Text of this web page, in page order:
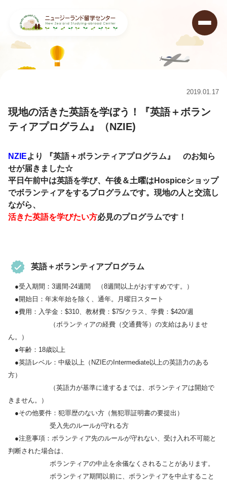
現地の活きた英語を学ぼう！『英語＋ボランティアプログラム』（NZIE)2019.01.17
現地の活きた英語を学ぼう！『英語＋ボラン
ティアプログラム』（NZIE)
NZIEより 『英語＋ボランティアプログラム』
のお知ら
せが届きました☆
平日午前中は英語を学び、午後＆土曜はHospiceショップ
でボランティアをするプログラムです。現地の人と交流し
ながら、
活きた英語を学びたい方必見のプログラムです！
英語＋ボランティアプログラム
●受入期間：3週間‐24週間 （8週間以上がおすすめです。）
●開始日：年末年始を除く、通年。月曜日スタート
●費用：入学金：$310、教材費：$75/クラス、学費：$420/週
（ボランティアの経費（交通費等）の支給はありませ
ん。）
●年齢：18歳以上
●英語レベル：中級以上（NZIEのIntermediate以上の英語力のある
方）
（英語力が基準に達するまでは、ボランティアは開始で
きません。）
●その他要件：犯罪歴のない方（無犯罪証明書の要提出）
受入先のルールが守れる方
●注意事項：ボランティア先のルールが守れない、受け入れ不可能と
判断された場合は、
ボランティアの中止を余儀なくされることがあります。
ボランティア期間以前に、ボランティアを中止すること